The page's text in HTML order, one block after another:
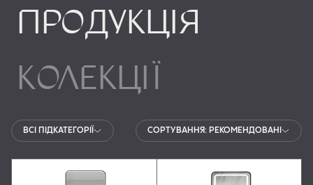
ВСІ ПІДКАТЕГОРІЇ СОРТУВАННЯ: РЕКОМЕНДОВАНІ